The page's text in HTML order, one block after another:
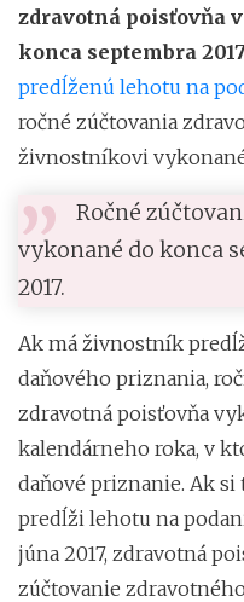
zdravotná poisťovňa
konca septembra
predĺženú lehotu na
ročné zúčtovania
živnostníkovi
Ročné
vykonané do konca
2017.
Ak má živnostník
daňového priznania,
zdravotná poisťovňa
kalendárneho roka, v
daňové priznanie. Ak
predĺži lehotu na
júna 2017, zdravotná
zúčtovanie